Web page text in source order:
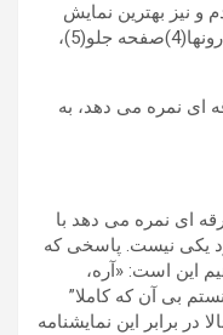
بهترین نمایش
نامه های زمان خودم مانند هوس زیر نارونها(4)صفحه جلو(5)،
ای نمره می دهد، به
ای نمره می دهد با
یکی نیست. پاسخی که
این است: «آره،
بی آن که کاملا”
برابر این نمایشنامه